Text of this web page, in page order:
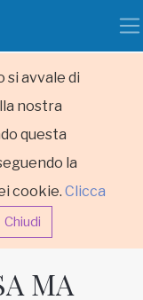
avvale di
nostra
questa
la
cookie. Clicca
Chiudi
MA